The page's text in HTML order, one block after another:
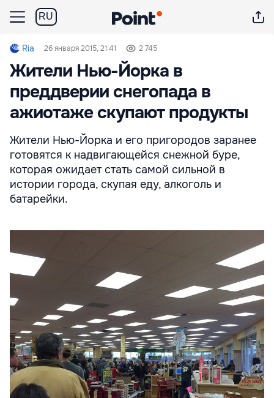
RU
Ria 26 января 2015, 21:41 2 745
Жители Нью-Йорка в
преддверии снегопада в
ажиотаже скупают продукты
Жители Нью-Йорка и его пригородов заранее
готовятся к надвигающейся снежной буре,
которая ожидает стать самой сильной в
истории города, скупая еду, алкоголь и
батарейки.